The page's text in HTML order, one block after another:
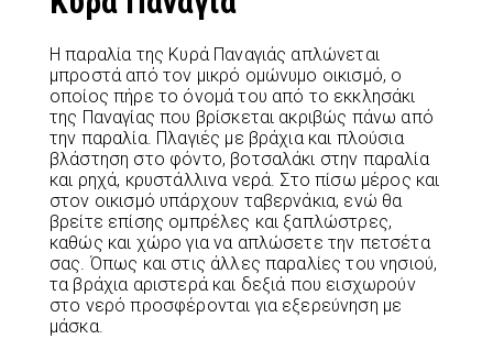
Η παραλία της Κυρά Παναγιάς απλώνεται
μπροστά από τον μικρό ομώνυμο οικισμό, ο
οποίος πήρε το όνομά του από το εκκλησάκι
της Παναγίας που βρίσκεται ακριβώς πάνω από
την παραλία. Πλαγιές με βράχια και πλούσια
βλάστηση στο φόντο, βοτσαλάκι στην παραλία
και ρηχά, κρυστάλλινα νερά. Στο πίσω μέρος και
στον οικισμό υπάρχουν ταβερνάκια, ενώ θα
βρείτε επίσης ομπρέλες και ξαπλώστρες,
καθώς και χώρο για να απλώσετε την πετσέτα
σας. Όπως και στις άλλες παραλίες του νησιού,
τα βράχια αριστερά και δεξιά που εισχωρούν
στο νερό προσφέρονται για εξερεύνηση με
μάσκα.